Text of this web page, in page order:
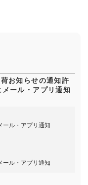
お知らせの通知許
ール・アプリ通知
ル・アプリ通知
ル・アプリ通知